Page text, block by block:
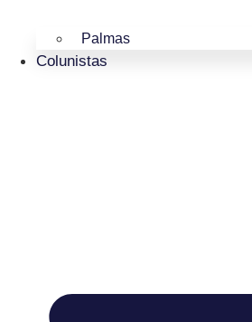
Palmas
Colunistas